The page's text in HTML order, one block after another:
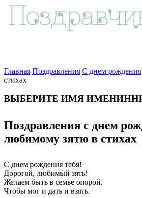
Главная Поздравления С днем рождения
стихах
ВЫБЕРИТЕ ИМЯ
Поздравления с днем
любимому зятю в стихах
С днем рождения тебя!
Дорогой, любимый зять!
Желаем быть в семье опорой,
Чтобы мог и дать и взять.